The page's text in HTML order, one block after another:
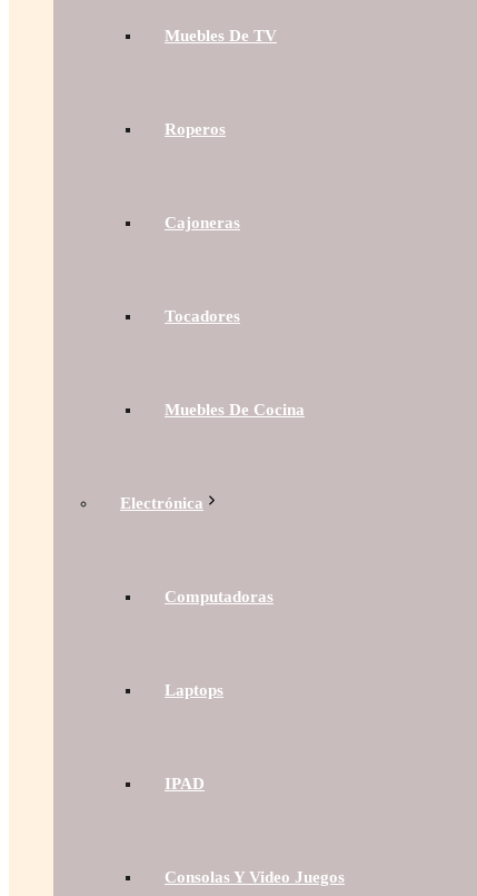
Muebles De TV
Roperos
Cajoneras
Tocadores
Muebles De Cocina
Electrónica
Computadoras
Laptops
IPAD
Consolas Y Video Juegos